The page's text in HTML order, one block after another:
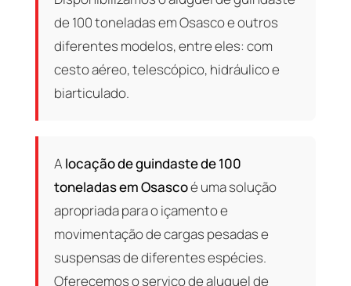
de 100 toneladas em Osasco e outros
diferentes modelos, entre eles: com
cesto aéreo, telescópico, hidráulico e
biarticulado.
A locação de guindaste de 100
toneladas em Osascoé uma solução
apropriada para o içamento e
movimentação de cargas pesadas e
suspensas de diferentes espécies.
Oferecemos o serviço de aluguel de